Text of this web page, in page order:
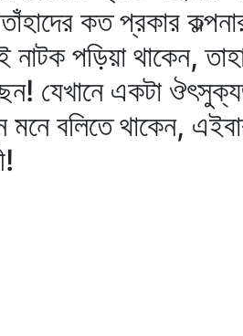
কত প্রকার
পড়িয়া থাকেন,
যেখানে একটা
মনে বলিতে থাকেন,